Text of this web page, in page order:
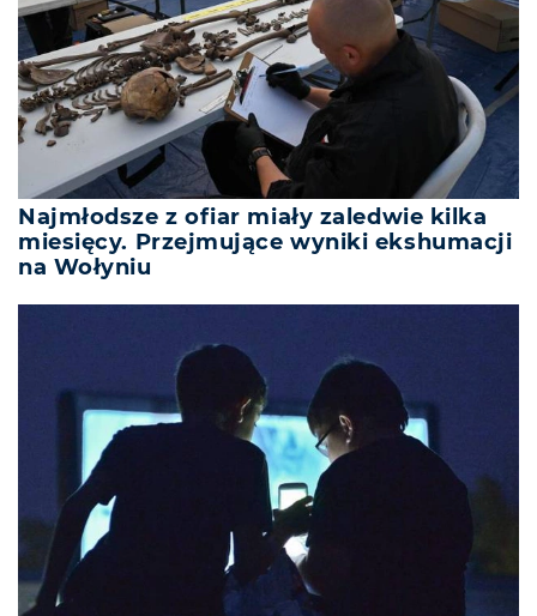
Najmłodsze z ofiar miały zaledwie kilka
miesięcy. Przejmujące wyniki ekshumacji
na Wołyniu